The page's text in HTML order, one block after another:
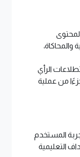
والمحاكاة،
الرأي
من عملية
المستخدم
التعليمية